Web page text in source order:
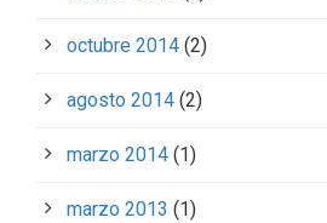
octubre 2014 (2)
agosto 2014 (2)
marzo 2014 (1)
marzo 2013 (1)